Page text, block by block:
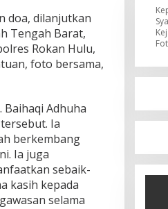
doa, dilanjutkan
Tengah Barat,
Rokan Hulu,
foto bersama,
Baihaqi Adhuha
Ia
berkembang
Ia juga
sebaik-
kasih kepada
selama